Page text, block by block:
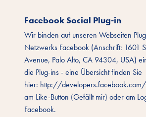
Facebook Social Plug-in
Wir binden auf unseren Webseiten
Netzwerks Facebook (Anschrift: 1601
Avenue, Palo Alto, CA 94304, USA)
die Plug-ins - eine Übersicht finden Sie
hier: http://
am Like-Button (Gefällt mir) oder am
Facebook.